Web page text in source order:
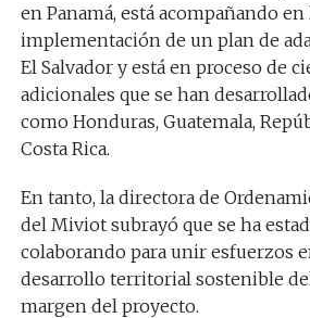
en Panamá, está acompañando en
implementación de un plan de
El Salvador y está en proceso de
adicionales que se han
como Honduras, Guatemala,
Costa Rica.
En tanto, la directora de
del Miviot subrayó que se ha
colaborando para unir esfuerzos
desarrollo territorial sostenible
margen del proyecto.